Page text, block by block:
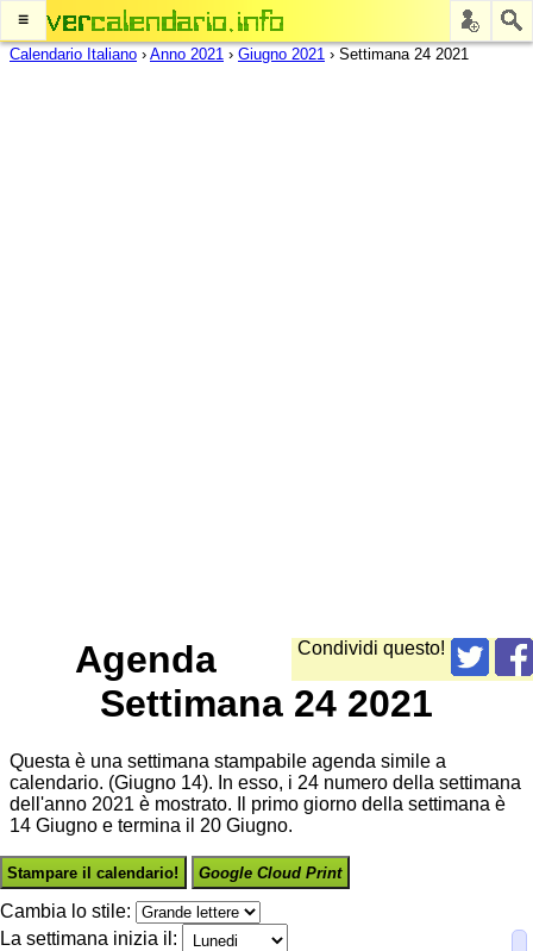
≡
Calendario Italiano › Anno 2021 › Giugno 2021 › Settimana 24 2021
Condividi questo!
Agenda
Settimana 24 2021
Questa è una settimana stampabile agenda simile a
calendario. (Giugno 14). In esso, i 24 numero della settimana
dell'anno 2021 è mostrato. Il primo giorno della settimana è
14 Giugno e termina il 20 Giugno.
Stampare il calendario! Google Cloud Print
Cambia lo stile:
La settimana inizia il: